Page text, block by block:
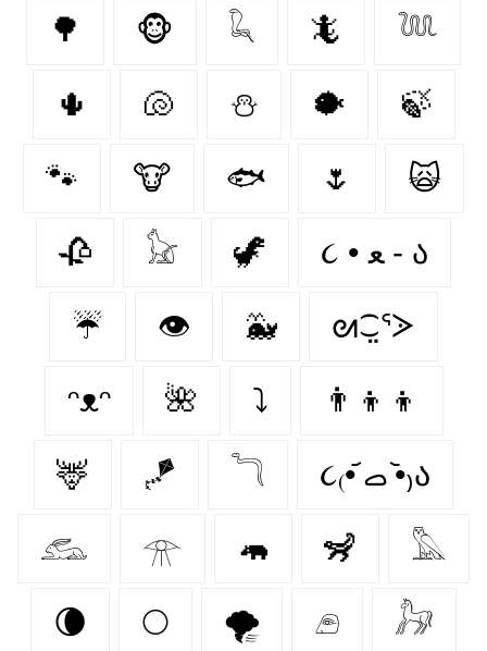
🌳 🐵 𓆗 🦎 𓆙
🌵 🐚 ⛄ 🐡 🍃
🐾 🐮 🐟 🌷 🙀
🥀 𓃠 🦖 ૮ • ﻌ - ა⁩
☔ 👁️ 🐳 ᘛ⁐̤ᕐᐷ
ᵔᴥᵔ 🌺 ⤵ 👨‍👦‍👦
🦌 🪁 𓆓 ૮₍•᷄ ࡇ •᷅₎ა
𓃹 𓁿 🦛 🦨 𓅓
🌘 🌕 🌪️ 𓂉 𓃗